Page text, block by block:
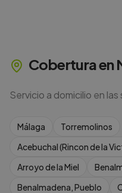
Cobertura en
Servicio a domicilio en
Málaga
Torremolinos
Acebuchal (Rincon de la
Arroyo de la Miel
Benalmadena, Pueblo